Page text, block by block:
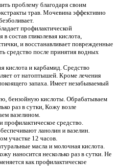
проблему благодаря своим
трав. Мочевина эффективно
профилактической
состав гликолевая кислота,
и восстанавливает поврежденные
средство после принятия водных
кислота и карбамид. Средство
от натоптышей. Кроме лечения
запаха. Имеет незабываемый
бензойную кислоты. Обрабатываем
раз в сутки, Кожу возле
вазелином.
профилактическое средство.
ланолин и вазелин.
участке 12 часов.
масла и молочная кислота.
наносится несколько раз в сутки. Не
как профилактическое